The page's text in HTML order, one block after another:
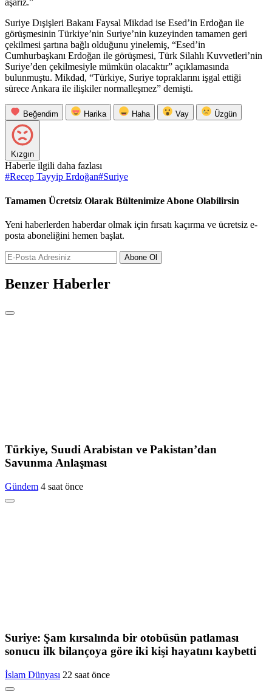
aşarız.”
Suriye Dışişleri Bakanı Faysal Mikdad ise Esed’in Erdoğan ile
görüşmesinin Türkiye’nin Suriye’nin kuzeyinden tamamen geri
çekilmesi şartına bağlı olduğunu yinelemiş, “Esed’in
Cumhurbaşkanı Erdoğan ile görüşmesi, Türk Silahlı Kuvvetleri’nin
Suriye’den çekilmesiyle mümkün olacaktır” açıklamasında
bulunmuştu. Mikdad, “Türkiye, Suriye topraklarını işgal ettiği
sürece Ankara ile ilişkiler normalleşmez” demişti.
Beğendim Harika Haha Vay Üzgün
Kızgın
Haberle ilgili daha fazlası
#Recep Tayyip Erdoğan#Suriye
Tamamen Ücretsiz Olarak Bültenimize Abone Olabilirsin
Yeni haberlerden haberdar olmak için fırsatı kaçırma ve ücretsiz e-
posta aboneliğini hemen başlat.
Abone Ol
Benzer Haberler
Türkiye, Suudi Arabistan ve Pakistan’dan
Savunma Anlaşması
Gündem 4 saat önce
Suriye: Şam kırsalında bir otobüsün patlaması
sonucu ilk bilançoya göre iki kişi hayatını kaybetti
İslam Dünyası 22 saat önce